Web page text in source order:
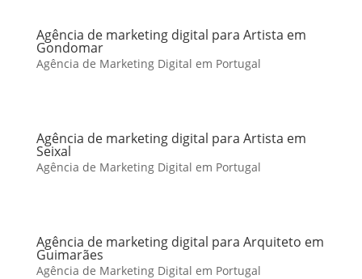
Agência de marketing digital para Artista em
Gondomar
Agência de Marketing Digital em Portugal
Agência de marketing digital para Artista em
Seixal
Agência de Marketing Digital em Portugal
Agência de marketing digital para Arquiteto em
Guimarães
Agência de Marketing Digital em Portugal